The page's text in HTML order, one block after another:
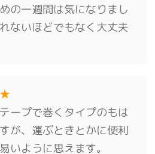
の一週間は気になりまし
ないほどでもなく大丈夫
ープで巻くタイプのもは
が、運ぶときとかに便利
いように思えます。